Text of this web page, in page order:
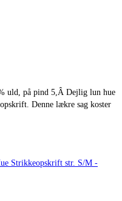
uld, på pind 5,Â Dejlig lun hue
Denne lækre sag koster